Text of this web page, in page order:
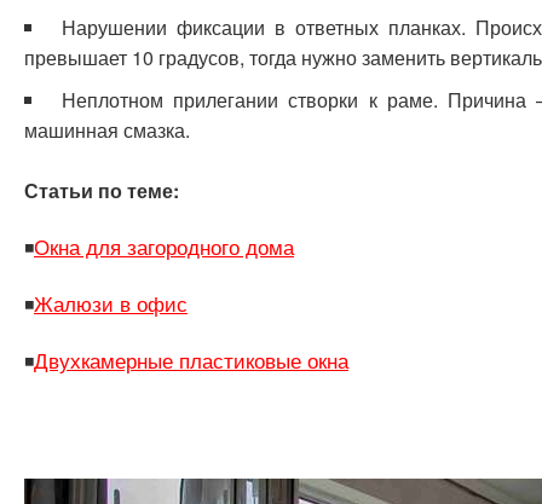
Нарушении фиксации в ответных планках.
превышает 10 градусов, тогда нужно заменить
Неплотном прилегании створки к раме.
машинная смазка.
Статьи по теме:
◾Окна для загородного дома
◾Жалюзи в офис
◾Двухкамерные пластиковые окна